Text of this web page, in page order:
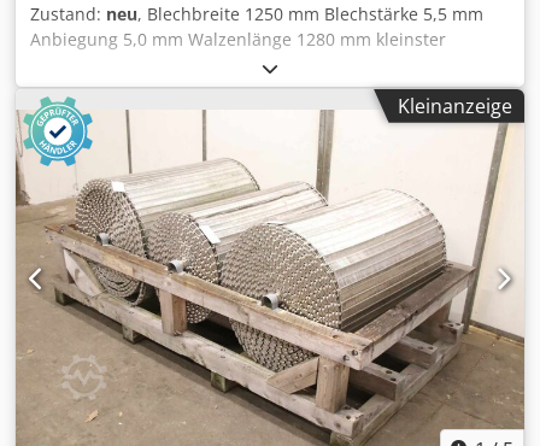
Zustand: neu, Blechbreite 1250 mm Blechstärke 5,5 mm
Anbiegung 5,0 mm Walzenlänge 1280 mm kleinster
Durchmesser 210 mm Walzendurchmesser - oben 140 mm
Gewicht 1365 kg Abmessung L-B-H 2.020 x 900 x 1.200 mm
Standardausstattung: - Zentralwalzen über Elektromotor,
Umlaufuntersetzungsgetriebe und Zahnradantrieb
angetrieben - Seitlich ausschwenkbare Oberwalze -
Hauptmotor mit Bremsvorrichtung -
Konischbiegeeinrichtung Dwodpfx Anjyvvpyoyoa - Mobiles
Steuerpult und Fußpedal - CE-
Zeichen/Konformitätserklärung Sonderausstattung: -
motorische Hinterwalzenverstellung - Digitalanzeige für
Hinterwalze - induktionsgehärtete Walzen
Kleinanzeige